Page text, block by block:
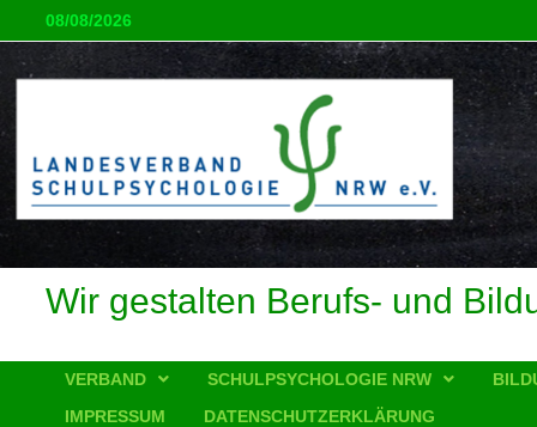
Inhalt
springen
08/08/2026
Wir gestalten Berufs- und
VERBAND SCHULPSYCHOLOGIE NRW
IMPRESSUM
DATENSCHUTZERKLÄRUNG